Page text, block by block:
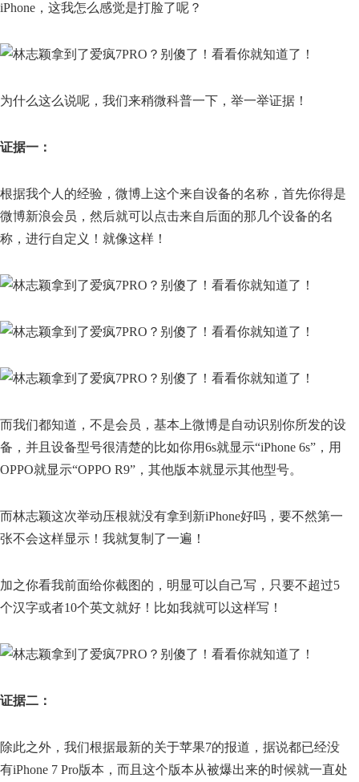
iPhone，这我怎么感觉是打脸了呢？
为什么这么说呢，我们来稍微科普一下，举一举证据！
证据一：
根据我个人的经验，微博上这个来自设备的名称，首先你得是
微博新浪会员，然后就可以点击来自后面的那几个设备的名
称，进行自定义！就像这样！
而我们都知道，不是会员，基本上微博是自动识别你所发的设
备，并且设备型号很清楚的比如你用6s就显示“iPhone 6s”，用
OPPO就显示“OPPO R9”，其他版本就显示其他型号。
而林志颖这次举动压根就没有拿到新iPhone好吗，要不然第一
张不会这样显示！我就复制了一遍！
加之你看我前面给你截图的，明显可以自己写，只要不超过5
个汉字或者10个英文就好！比如我就可以这样写！
证据二：
除此之外，我们根据最新的关于苹果7的报道，据说都已经没
有iPhone 7 Pro版本，而且这个版本从被爆出来的时候就一直处